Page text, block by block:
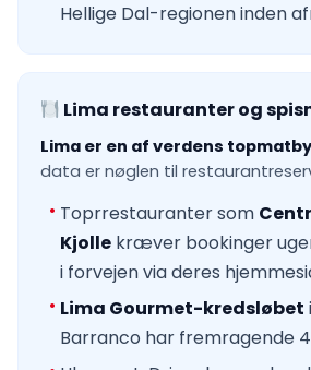
Hellige Dal-regionen inden
Lima restauranter og
Lima er en af verdens
data er nøglen til
Toprrestauranter som
Kjolle kræver bookinger
i forvejen via deres
Lima Gourmet-kredsløbet
Barranco har fremragende